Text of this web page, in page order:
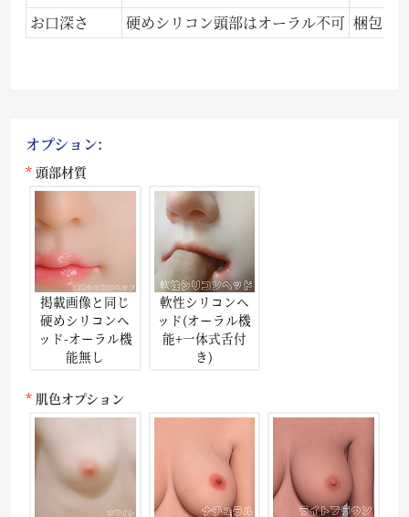
お口深さ
硬めシリコン頭部はオーラル不可 梱包サ
オプション:
頭部材質
掲載画像と同じ
硬めシリコンヘ
ッド-オーラル機
能無し
軟性シリコンヘ
ッド(オーラル機
能+一体式舌付
き)
肌色オプション